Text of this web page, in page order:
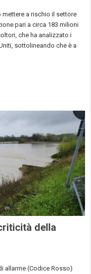
a rischio il settore
pari a circa 183 milioni
che ha analizzato i
sottolineando che è a
della
allarme (Codice Rosso)